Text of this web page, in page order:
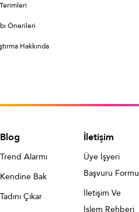
Önerileri
Hakkında
Blog
Trend Alarmı
Kendine Bak
Tadını Çıkar
İletişim
Üye İşyeri
Başvuru Formu
İletişim Ve
İşlem Rehberi